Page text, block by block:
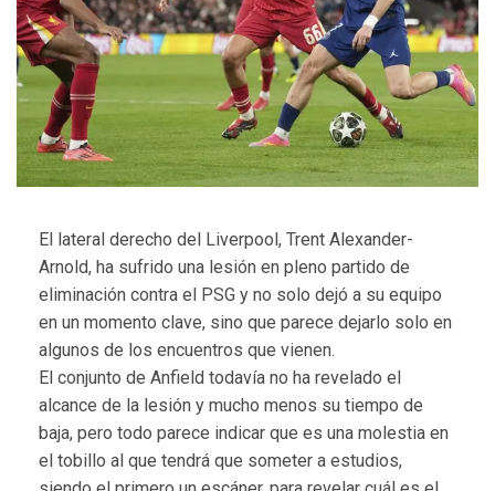
El lateral derecho del Liverpool, Trent Alexander-
Arnold, ha sufrido una lesión en pleno partido de
eliminación contra el PSG y no solo dejó a su equipo
en un momento clave, sino que parece dejarlo solo en
algunos de los encuentros que vienen.
El conjunto de Anfield todavía no ha revelado el
alcance de la lesión y mucho menos su tiempo de
baja, pero todo parece indicar que es una molestia en
el tobillo al que tendrá que someter a estudios,